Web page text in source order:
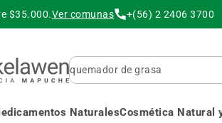
$35.000.Ver comunas +(56) 2 2406 3700
Buscar
NaturalesCosmética Natural